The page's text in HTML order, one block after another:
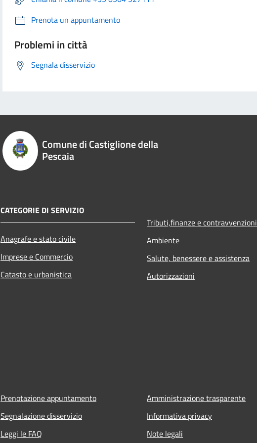
Prenota un appuntamento
Problemi in città
Segnala disservizio
Comune di Castiglione della
Pescaia
CATEGORIE DI SERVIZIO
Anagrafe e stato civile
Imprese e Commercio
Catasto e urbanistica
Tributi,finanze e contravvenzioni
Ambiente
Salute, benessere e assistenza
Autorizzazioni
Prenotazione appuntamento
Segnalazione disservizio
Leggi le FAQ
Amministrazione trasparente
Informativa privacy
Note legali